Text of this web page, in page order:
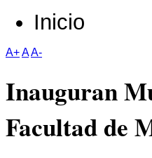
Inicio
A+AA-
Inauguran
Facultad de